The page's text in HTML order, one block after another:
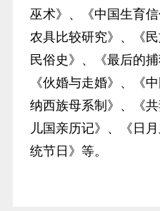
巫术》、《中国生育
农具比较研究》、《
民俗史》、《最后的
《伙婚与走婚》、《
纳西族母系制》、《
儿国亲历记》、《日
统节日》等。